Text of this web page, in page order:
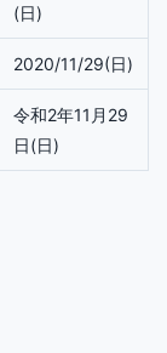
(日)
2020/11/29(日)
令和2年11月29
日(日)